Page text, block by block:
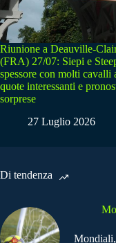
Riunione a Deauville-
(FRA) 27/07: Siepi e
spessore con molti cavalli
quote interessanti e
sorprese
27 Luglio 2026
Di tendenza